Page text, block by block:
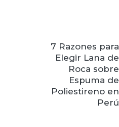
7 Razones para
Elegir Lana de
Roca sobre
Espuma de
Poliestireno en
Perú